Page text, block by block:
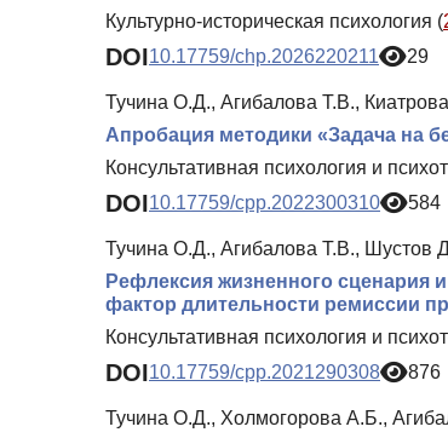
Культурно-историческая психология (
DOI10.17759/chp.2026220211 29
Тучина О.Д., Агибалова Т.В.,
Апробация методики «Задача на
Консультативная психология и
DOI10.17759/cpp.2022300310 584
Тучина О.Д., Агибалова Т.В., Шустов
Рефлексия жизненного сценария
фактор длительности ремиссии
Консультативная психология и
DOI10.17759/cpp.2021290308 876
Тучина О.Д., Холмогорова А.Б.,